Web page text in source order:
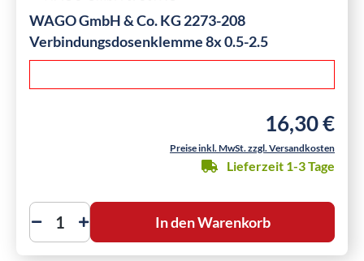
WAGO GmbH & Co. KG 2273-208
Verbindungsdosenklemme 8x 0.5-2.5
Regulärer
16,30 €
Preise inkl. MwSt. zzgl. Versandkosten
Lieferzeit 1-3 Tage
In den Warenkorb